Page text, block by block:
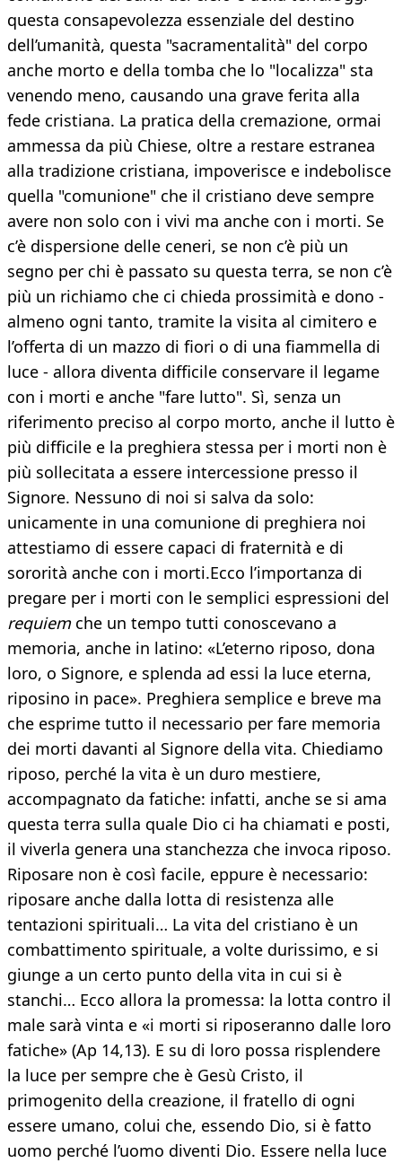
questa consapevolezza essenziale del destino
dell’umanità, questa "sacramentalità" del corpo
anche morto e della tomba che lo "localizza" sta
venendo meno, causando una grave ferita alla
fede cristiana. La pratica della cremazione, ormai
ammessa da più Chiese, oltre a restare estranea
alla tradizione cristiana, impoverisce e indebolisce
quella "comunione" che il cristiano deve sempre
avere non solo con i vivi ma anche con i morti. Se
c’è dispersione delle ceneri, se non c’è più un
segno per chi è passato su questa terra, se non c’è
più un richiamo che ci chieda prossimità e dono -
almeno ogni tanto, tramite la visita al cimitero e
l’offerta di un mazzo di fiori o di una fiammella di
luce - allora diventa difficile conservare il legame
con i morti e anche "fare lutto". Sì, senza un
riferimento preciso al corpo morto, anche il lutto è
più difficile e la preghiera stessa per i morti non è
più sollecitata a essere intercessione presso il
Signore. Nessuno di noi si salva da solo:
unicamente in una comunione di preghiera noi
attestiamo di essere capaci di fraternità e di
sororità anche con i morti.Ecco l’importanza di
pregare per i morti con le semplici espressioni del
requiemche un tempo tutti conoscevano a
memoria, anche in latino: «L’eterno riposo, dona
loro, o Signore, e splenda ad essi la luce eterna,
riposino in pace». Preghiera semplice e breve ma
che esprime tutto il necessario per fare memoria
dei morti davanti al Signore della vita. Chiediamo
riposo, perché la vita è un duro mestiere,
accompagnato da fatiche: infatti, anche se si ama
questa terra sulla quale Dio ci ha chiamati e posti,
il viverla genera una stanchezza che invoca riposo.
Riposare non è così facile, eppure è necessario:
riposare anche dalla lotta di resistenza alle
tentazioni spirituali… La vita del cristiano è un
combattimento spirituale, a volte durissimo, e si
giunge a un certo punto della vita in cui si è
stanchi… Ecco allora la promessa: la lotta contro il
male sarà vinta e «i morti si riposeranno dalle loro
fatiche» (Ap 14,13). E su di loro possa risplendere
la luce per sempre che è Gesù Cristo, il
primogenito della creazione, il fratello di ogni
essere umano, colui che, essendo Dio, si è fatto
uomo perché l’uomo diventi Dio. Essere nella luce